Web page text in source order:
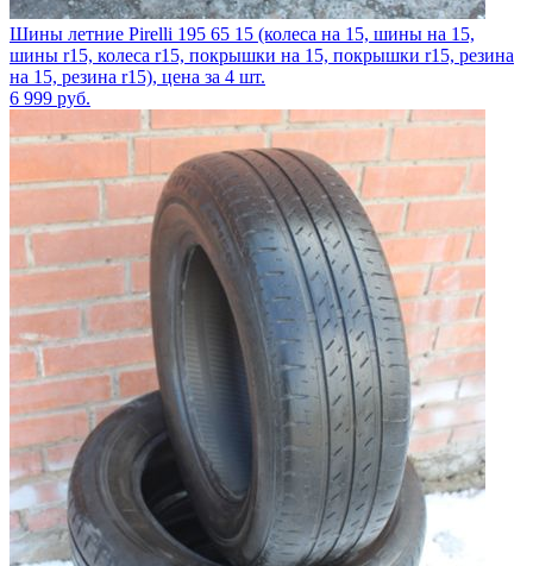
Шины летние Pirelli 195 65 15 (колеса на 15, шины на 15,
шины r15, колеса r15, покрышки на 15, покрышки r15, резина
на 15, резина r15), цена за 4 шт.
6 999 руб.